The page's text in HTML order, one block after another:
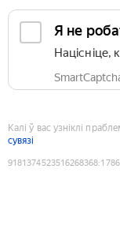
Я не
Націсніце,
Калі ў вас узніклі
сувязі
9181374523516268368: